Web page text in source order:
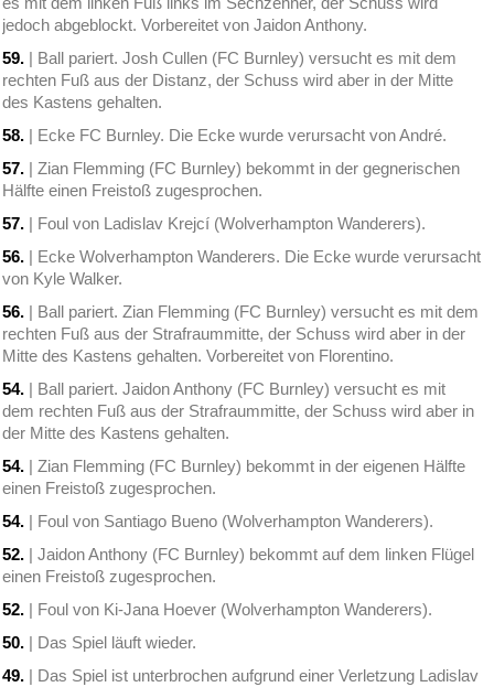
jedoch abgeblockt. Vorbereitet von Jaidon Anthony.
59. | Ball pariert. Josh Cullen (FC Burnley) versucht es mit dem
rechten Fuß aus der Distanz, der Schuss wird aber in der Mitte
des Kastens gehalten.
58. | Ecke FC Burnley. Die Ecke wurde verursacht von André.
57. | Zian Flemming (FC Burnley) bekommt in der gegnerischen
Hälfte einen Freistoß zugesprochen.
57. | Foul von Ladislav Krejcí (Wolverhampton Wanderers).
56. | Ecke Wolverhampton Wanderers. Die Ecke wurde verursacht
von Kyle Walker.
56. | Ball pariert. Zian Flemming (FC Burnley) versucht es mit dem
rechten Fuß aus der Strafraummitte, der Schuss wird aber in der
Mitte des Kastens gehalten. Vorbereitet von Florentino.
54. | Ball pariert. Jaidon Anthony (FC Burnley) versucht es mit
dem rechten Fuß aus der Strafraummitte, der Schuss wird aber in
der Mitte des Kastens gehalten.
54. | Zian Flemming (FC Burnley) bekommt in der eigenen Hälfte
einen Freistoß zugesprochen.
54. | Foul von Santiago Bueno (Wolverhampton Wanderers).
52. | Jaidon Anthony (FC Burnley) bekommt auf dem linken Flügel
einen Freistoß zugesprochen.
52. | Foul von Ki-Jana Hoever (Wolverhampton Wanderers).
50. | Das Spiel läuft wieder.
49. | Das Spiel ist unterbrochen aufgrund einer Verletzung Ladislav